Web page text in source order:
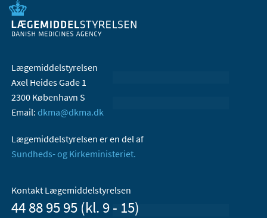
Lægemiddelstyrelsen
Axel Heides Gade 1
2300 København S
Email: dkma@dkma.dk
Lægemiddelstyrelsen er en del af
Sundheds- og Kirkeministeriet.
Kontakt Lægemiddelstyrelsen
44 88 95 95 (kl. 9 - 15)